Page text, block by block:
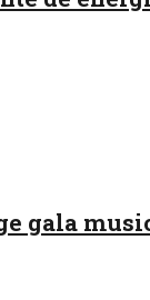
gala